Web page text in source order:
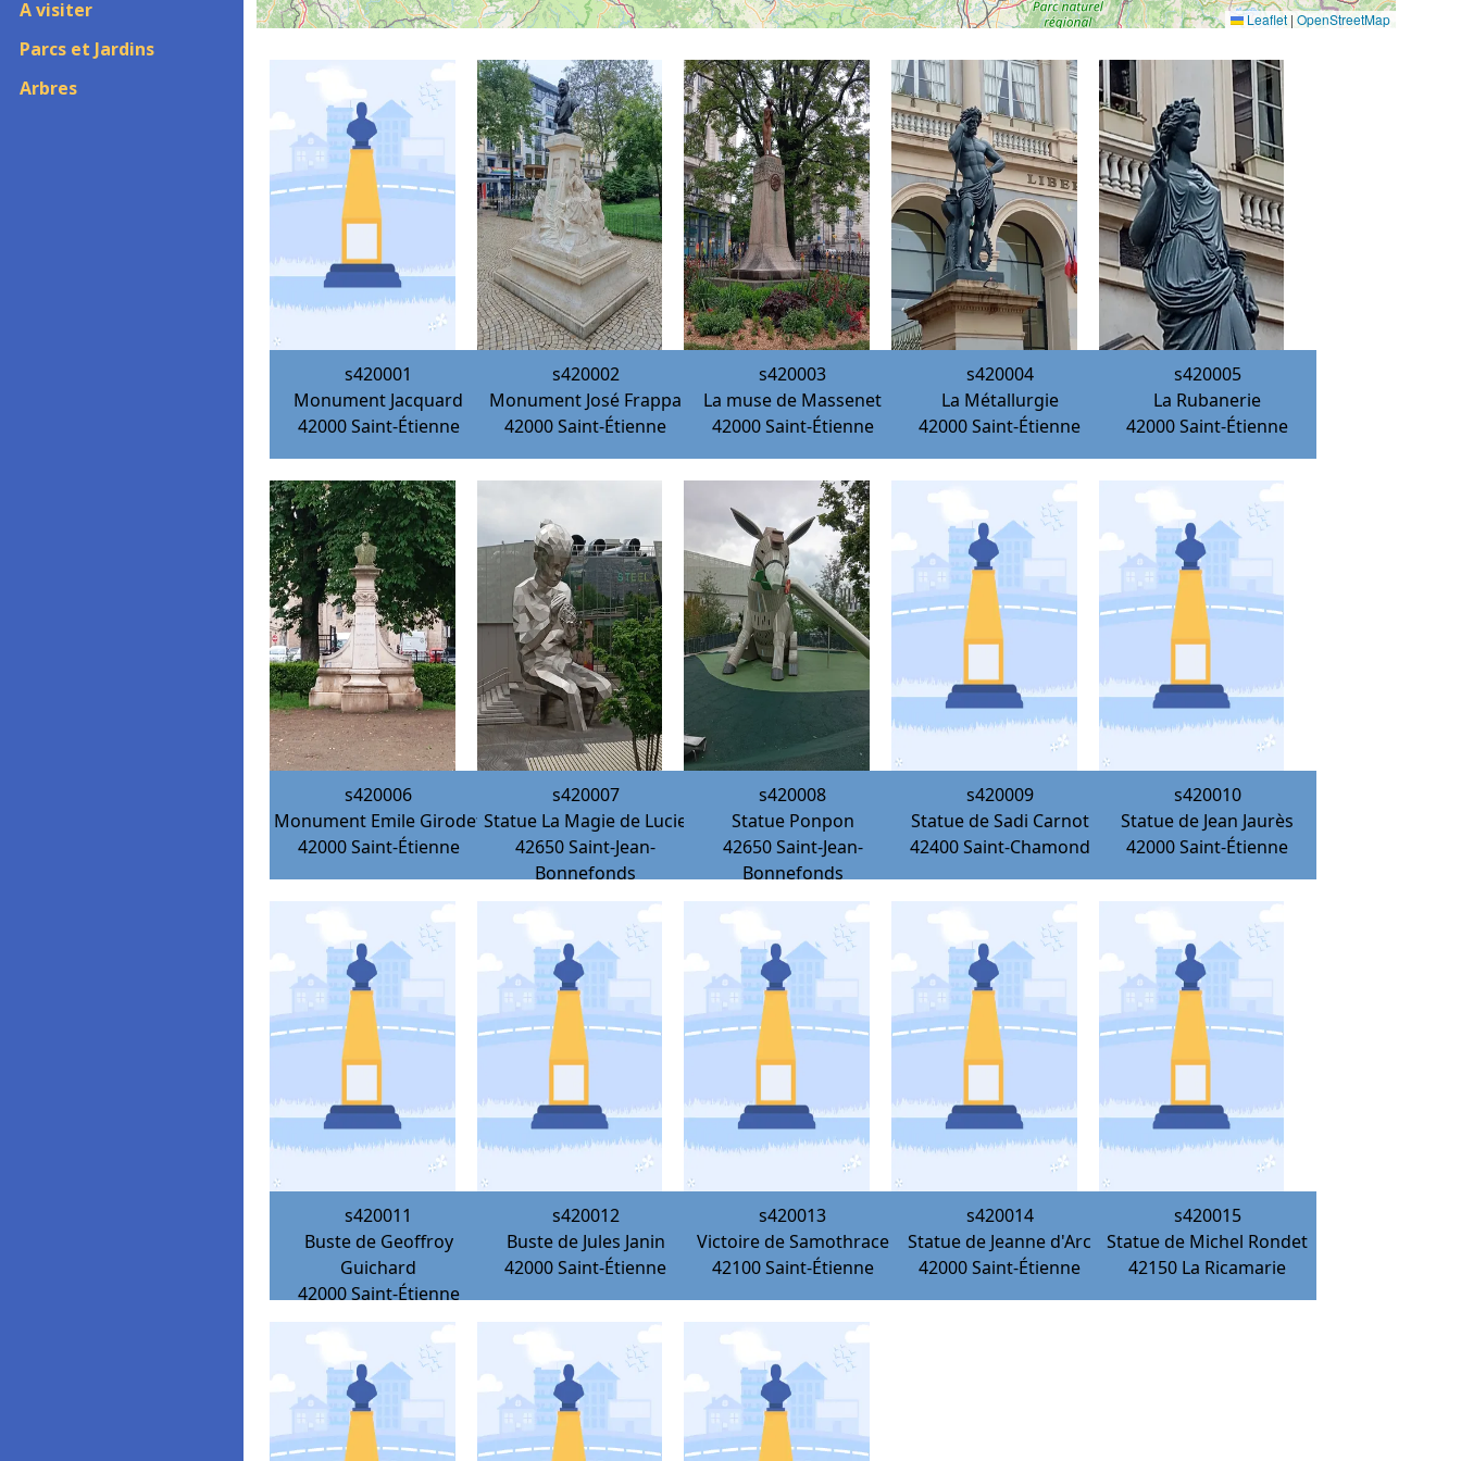
A visiter
Parcs et Jardins
Arbres
Leaflet | OpenStreetMap
s420001
Monument Jacquard
42000 Saint-Étienne
s420002
Monument José Frappa
42000Saint-Étienne
s420003
La muse de Massenet
42000Saint-Étienne
s420004
La Métallurgie
42000 Saint-Étienne
s420005
La Rubanerie
42000Saint-Étienne
s420006
Monument Emile Girodet
42000 Saint-Étienne
s420007
Statue La Magie de Lucie
42650Saint-Jean-
Bonnefonds
s420008
Statue Ponpon
42650Saint-Jean-
Bonnefonds
s420009
Statue de Sadi Carnot
42400Saint-Chamond
s420010
Statue de Jean Jaurès
42000Saint-Étienne
s420011
Buste de Geoffroy
Guichard
42000 Saint-Étienne
s420012
Buste de Jules Janin
42000Saint-Étienne
s420013
Victoire de Samothrace
42100Saint-Étienne
s420014
Statue de Jeanne d'Arc
42000 Saint-Étienne
s420015
Statue de Michel Rondet
42150 La Ricamarie